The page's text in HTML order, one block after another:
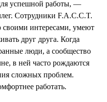
успешной работы, —
Сотрудники F.A.C.C.T.
своими интересами, умеют
друг друга. Когда
люди, а сообщество
в ней часто рождаются
сложных проблем.
работать.